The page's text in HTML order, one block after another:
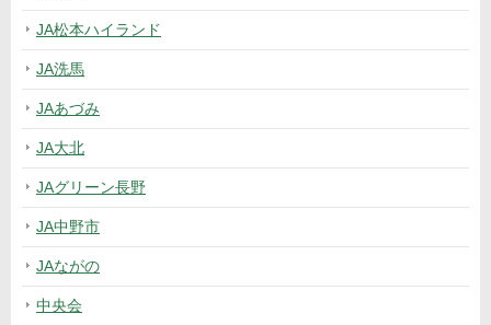
JA松本ハイランド
JA洗馬
JAあづみ
JA大北
JAグリーン長野
JA中野市
JAながの
中央会